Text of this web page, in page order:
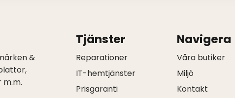
&
Tjänster
Reparationer
IT-hemtjänster
Prisgaranti
Navigera
Våra butiker
Miljö
Kontakt